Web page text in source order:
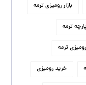
بازار رومیزی ترمه
ترمه
ترمه
خرید رومیزی